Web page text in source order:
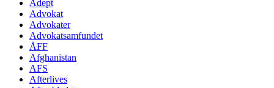
Adept
Advokat
Advokater
Advokatsamfundet
ÅFF
Afghanistan
AFS
Afterlives